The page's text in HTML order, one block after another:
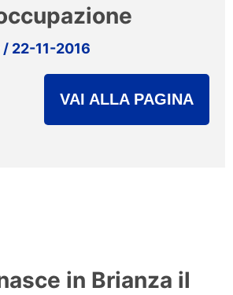
/ 22-11-2016
VAI ALLA PAGINA
in Brianza il